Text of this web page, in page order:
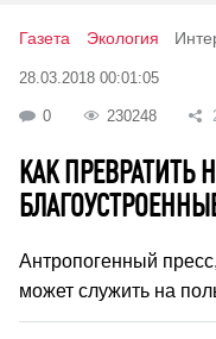
Газета Экология
28.03.2018 00:01:05
0 230248
КАК ПРЕВРАТИТЬ
Антропогенный
может служить на